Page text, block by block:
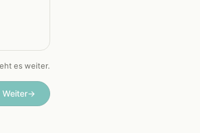
es weiter.
Weiter→